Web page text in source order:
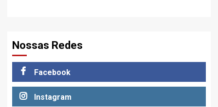
Nossas Redes
Facebook
Instagram